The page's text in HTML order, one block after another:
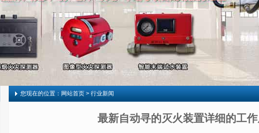
您现在的位置： 网站首页> 行业新闻
最新自动寻的灭火装置详细的工